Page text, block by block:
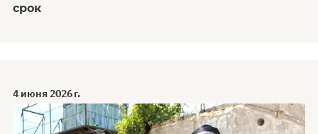
срок
4 июня 2026 г.